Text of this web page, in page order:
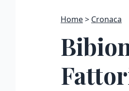
Home Cronaca